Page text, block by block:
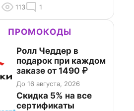
113 1
ПРОМОКОДЫ
Ролл Чеддер в
подарок при каждом
заказе от 1490 ₽
До 16 августа, 2026
Скидка 5% на все
сертификаты